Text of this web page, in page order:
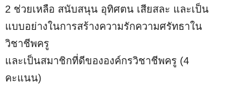
2 ช่วยเหลือ สนับสนุน อุทิศตน เสียสละ และเป็น
แบบอย่างในการสร้างความรักความศรัทธาใน
วิชาชีพครู
และเป็นสมาชิกที่ดีขององค์กรวิชาชีพครู (4
คะแนน)